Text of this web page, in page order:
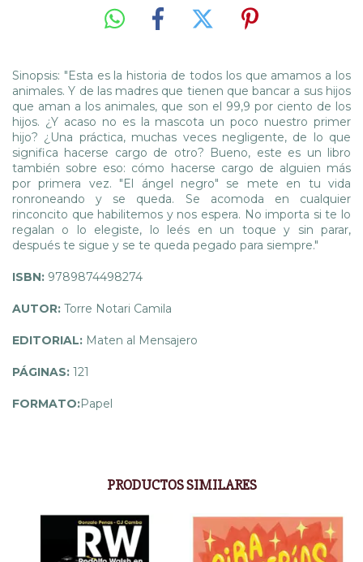
Sinopsis: "Esta es la historia de todos los que amamos a los
animales. Y de las madres que tienen que bancar a sus hijos
que aman a los animales, que son el 99,9 por ciento de los
hijos. ¿Y acaso no es la mascota un poco nuestro primer
hijo? ¿Una práctica, muchas veces negligente, de lo que
significa hacerse cargo de otro? Bueno, este es un libro
también sobre eso: cómo hacerse cargo de alguien más
por primera vez. "El ángel negro" se mete en tu vida
ronroneando y se queda. Se acomoda en cualquier
rinconcito que habilitemos y nos espera. No importa si te lo
regalan o lo elegiste, lo leés en un toque y sin parar,
después te sigue y se te queda pegado para siempre."
ISBN: 9789874498274
AUTOR: Torre Notari Camila
EDITORIAL: Maten al Mensajero
PÁGINAS: 121
FORMATO:Papel
PRODUCTOS SIMILARES